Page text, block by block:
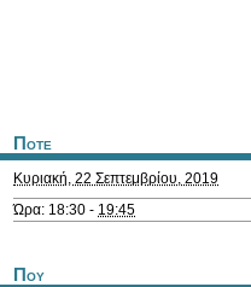
Ποτε
Κυριακή, 22 Σεπτεμβρίου, 2019
Ώρα: 18:30 - 19:45
Που